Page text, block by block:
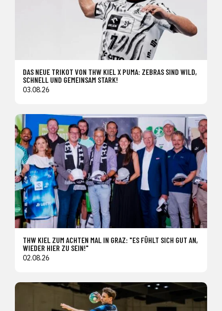
DAS NEUE TRIKOT VON THW KIEL X PUMA: ZEBRAS SIND WILD,
SCHNELL UND GEMEINSAM STARK!
03.08.26
THW KIEL ZUM ACHTEN MAL IN GRAZ: "ES FÜHLT SICH GUT AN,
WIEDER HIER ZU SEIN!"
02.08.26